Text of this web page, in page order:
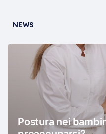
NEWS
Postura nei